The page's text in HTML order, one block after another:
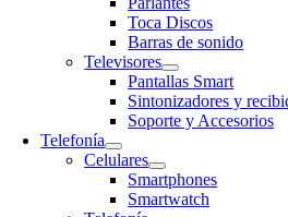
Toca Discos
Barras de sonido
Televisores
Pantallas Smart
Sintonizadores y
Soporte y Accesorios
Telefonía
Celulares
Smartphones
Smartwatch